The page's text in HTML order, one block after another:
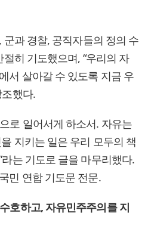
과 경찰, 공직자들의 정의 수
히 기도했으며, “우리의 자
서 살아갈 수 있도록 지금 우
했다.
로 일어서게 하소서. 자유는
지키는 일은 우리 모두의 책
는 기도로 글을 마무리했다.
민 연합 기도문 전문.
호하고, 자유민주주의를 지